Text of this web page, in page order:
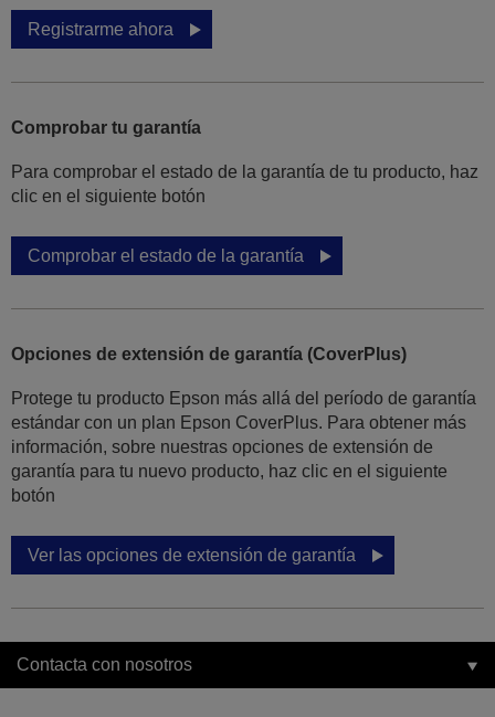
Registrarme ahora
Comprobar tu garantía
Para comprobar el estado de la garantía de tu producto, haz
clic en el siguiente botón
Comprobar el estado de la garantía
Opciones de extensión de garantía (CoverPlus)
Protege tu producto Epson más allá del período de garantía
estándar con un plan Epson CoverPlus. Para obtener más
información, sobre nuestras opciones de extensión de
garantía para tu nuevo producto, haz clic en el siguiente
botón
Ver las opciones de extensión de garantía
Contacta con nosotros